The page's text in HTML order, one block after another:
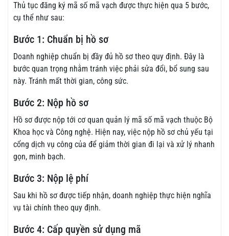
Thủ tục đăng ký mã số mã vạch được thực hiện qua 5 bước,
cụ thể như sau:
Bước 1: Chuẩn bị hồ sơ
Doanh nghiệp chuẩn bị đầy đủ hồ sơ theo quy định. Đây là
bước quan trọng nhằm tránh việc phải sửa đổi, bổ sung sau
này. Tránh mất thời gian, công sức.
Bước 2: Nộp hồ sơ
Hồ sơ được nộp tới cơ quan quản lý mã số mã vạch thuộc Bộ
Khoa học và Công nghệ. Hiện nay, việc nộp hồ sơ chủ yếu tại
cổng dịch vụ công của để giảm thời gian đi lại và xử lý nhanh
gọn, minh bạch.
Bước 3: Nộp lệ phí
Sau khi hồ sơ được tiếp nhận, doanh nghiệp thực hiện nghĩa
vụ tài chính theo quy định.
Bước 4: Cấp quyền sử dụng mã